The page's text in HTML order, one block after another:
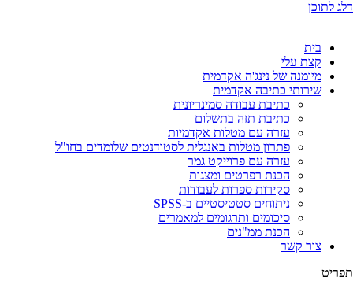
דלג לתוכן
בית
קצת עלי
מיומנה של נינג'ה אקדמית
שירותי כתיבה אקדמית
כתיבת עבודה סמינריונית
כתיבת תזה בתשלום
עזרה עם מטלות אקדמיות
פתרון מטלות באנגלית לסטודנטים שלומדים בחו"ל
עזרה עם פרוייקט גמר
הכנת רפרטים ומצגות
סקירות ספרות לעבודות
ניתוחים סטטיסטיים ב-SPSS
סיכומים ותרגומים למאמרים
הכנת ממ"נים
צור קשר
תפריט